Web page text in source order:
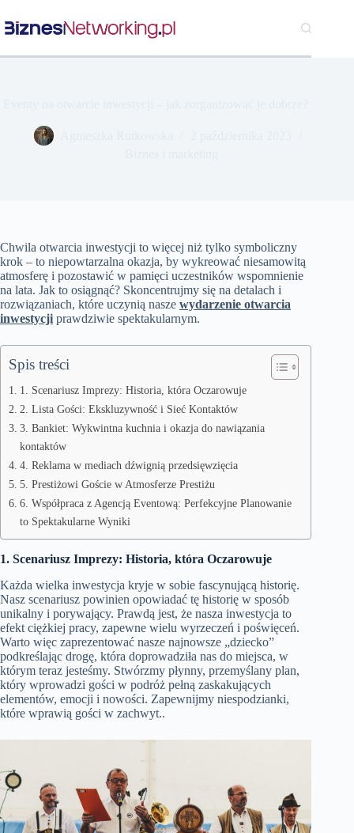
do
treści
Chwila otwarcia inwestycji to więcej niż tylko symboliczny
krok – to niepowtarzalna okazja, by wykreować niesamowitą
atmosferę i pozostawić w pamięci uczestników wspomnienie
na lata. Jak to osiągnąć? Skoncentrujmy się na detalach i
rozwiązaniach, które uczynią nasze wydarzenie otwarcia
inwestycji prawdziwie spektakularnym.
Spis treści
1. Scenariusz Imprezy: Historia, która Oczarowuje
2. Lista Gości: Ekskluzywność i Sieć Kontaktów
3. Bankiet: Wykwintna kuchnia i okazja do nawiązania
kontaktów
4. Reklama w mediach dźwignią przedsięwzięcia
5. Prestiżowi Goście w Atmosferze Prestiżu
6. Współpraca z Agencją Eventową: Perfekcyjne Planowanie
to Spektakularne Wyniki
1. Scenariusz Imprezy: Historia, która Oczarowuje
Każda wielka inwestycja kryje w sobie fascynującą historię.
Nasz scenariusz powinien opowiadać tę historię w sposób
unikalny i porywający. Prawdą jest, że nasza inwestycja to
efekt ciężkiej pracy, zapewne wielu wyrzeczeń i poświęceń.
Warto więc zaprezentować nasze najnowsze „dziecko”
podkreślając drogę, która doprowadziła nas do miejsca, w
którym teraz jesteśmy. Stwórzmy płynny, przemyślany plan,
który wprowadzi gości w podróż pełną zaskakujących
elementów, emocji i nowości. Zapewnijmy niespodzianki,
które wprawią gości w zachwyt..